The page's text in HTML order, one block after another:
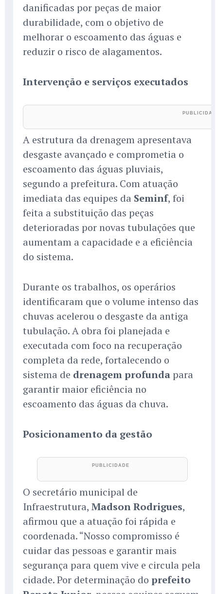
danificadas por peças de maior
durabilidade, com o objetivo de
melhorar o escoamento das águas e
reduzir o risco de alagamentos.
Intervenção e serviços executados
A estrutura da drenagem apresentava
desgaste avançado e comprometia o
escoamento das águas pluviais,
segundo a prefeitura. Com atuação
imediata das equipes da Seminf, foi
feita a substituição das peças
deterioradas por novas tubulações que
aumentam a capacidade e a eficiência
do sistema.
Durante os trabalhos, os operários
identificaram que o volume intenso das
chuvas acelerou o desgaste da antiga
tubulação. A obra foi planejada e
executada com foco na recuperação
completa da rede, fortalecendo o
sistema de drenagem profunda para
garantir maior eficiência no
escoamento das águas da chuva.
Posicionamento da gestão
O secretário municipal de
Infraestrutura, Madson Rodrigues,
afirmou que a atuação foi rápida e
coordenada. “Nosso compromisso é
cuidar das pessoas e garantir mais
segurança para quem vive e circula pela
cidade. Por determinação do prefeito